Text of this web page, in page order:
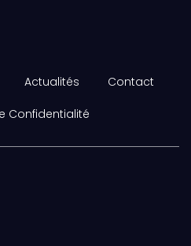
Actualités Contact
Confidentialité